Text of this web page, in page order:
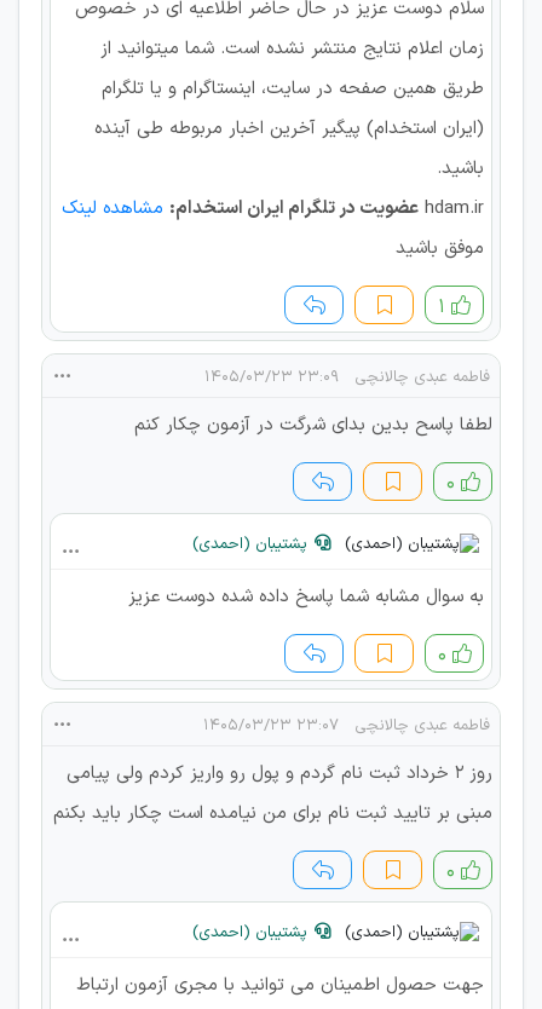
سلام دوست عزیز در حال حاضر اطلاعیه ای در خصوص
زمان اعلام نتایج منتشر نشده است. شما میتوانید از
طریق همین صفحه در سایت، اینستاگرام و یا تلگرام
(ایران استخدام) پیگیر آخرین اخبار مربوطه طی آینده
باشید.
hdam.ir عضویت در تلگرام ایران استخدام: مشاهده لینک
موفق باشید
۱
فاطمه عبدی چالانچی ۲۳:۰۹ ۱۴۰۵/۰۳/۲۳
لطفا پاسح بدین بدای شرگت در آزمون چکار کنم
۰
پشتیبان (احمدی)
به سوال مشابه شما پاسخ داده شده دوست عزیز
۰
فاطمه عبدی چالانچی ۲۳:۰۷ ۱۴۰۵/۰۳/۲۳
روز ۲ خرداد ثبت نام‌ گردم و پول رو واریز کردم ولی پیامی
مبنی بر تایید ثبت نام برای من نیامده است چکار باید بکنم
۰
پشتیبان (احمدی)
جهت حصول اطمینان می توانید با مجری آزمون ارتباط